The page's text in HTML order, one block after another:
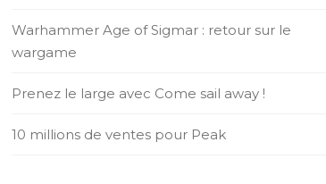
Warhammer Age of Sigmar : retour sur le
wargame
Prenez le large avec Come sail away !
10 millions de ventes pour Peak